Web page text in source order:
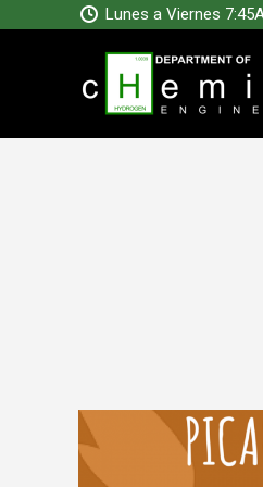
Lunes a Viernes